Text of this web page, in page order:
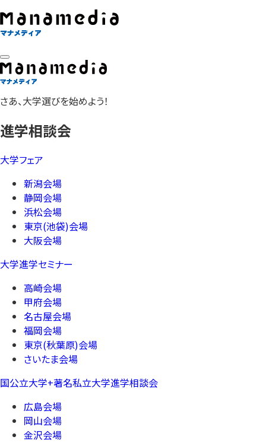
さあ、大学選びを始めよう！
進学相談会
大学フェア
新潟会場
静岡会場
浜松会場
東京(池袋)会場
大阪会場
大学進学セミナー
高崎会場
甲府会場
名古屋会場
福岡会場
東京(秋葉原)会場
さいたま会場
国公立大学+著名私立大学進学相談会
広島会場
岡山会場
金沢会場